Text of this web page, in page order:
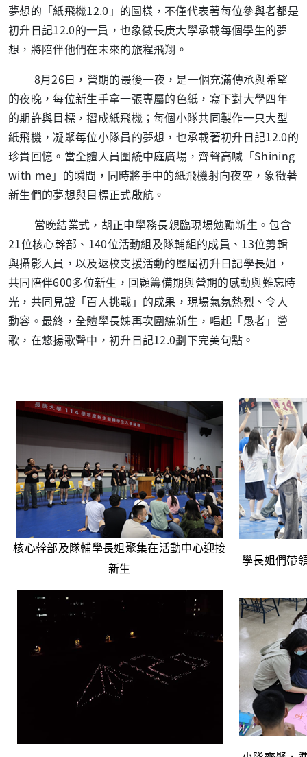
夢想的「紙飛機12.0」的圖樣，不僅代表著每位參與者都是
初升日記12.0的一員，也象徵長庚大學承載每個學生的夢
想，將陪伴他們在未來的旅程飛翔。
8月26日，營期的最後一夜，是一個充滿傳承與希望
的夜晚，每位新生手拿一張專屬的色紙，寫下對大學四年
的期許與目標，摺成紙飛機；每個小隊共同製作一只大型
紙飛機，凝聚每位小隊員的夢想，也承載著初升日記12.0的
珍貴回憶。當全體人員圍繞中庭廣場，齊聲高喊「Shining
with me」的瞬間，同時將手中的紙飛機射向夜空，象徵著
新生們的夢想與目標正式啟航。
當晚結業式，胡正申學務長親臨現場勉勵新生。包含
21位核心幹部、140位活動組及隊輔組的成員、13位剪輯
與攝影人員，以及返校支援活動的歷屆初升日記學長姐，
共同陪伴600多位新生，回顧籌備期與營期的感動與難忘時
光，共同見證「百人挑戰」的成果，現場氣氛熱烈、令人
動容。最終，全體學長姊再次圍繞新生，唱起「愚者」營
歌，在悠揚歌聲中，初升日記12.0劃下完美句點。
核心幹部及隊輔學長姐聚集在活動中心迎接
新生
學長姐們帶